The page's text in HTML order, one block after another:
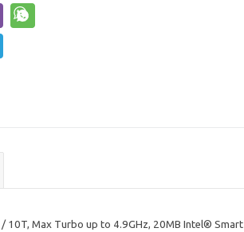
10T, Max Turbo up to 4.9GHz, 20MB Intel® Smart